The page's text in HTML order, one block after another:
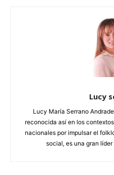
Lucy
Lucy María Serrano
reconocida así en los
nacionales por impulsar el
social, es una gran